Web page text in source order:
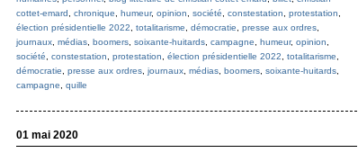
cottet-emard
chronique humeur, opinion société constestation protestation
élection présidentielle 2022
totalitarisme démocratie presse aux ordres,
journaux, médias, boomers, soixante-huitards, campagne humeur, opinion
société
constestation protestation élection présidentielle 2022 totalitarisme
démocratie
presse aux ordres, journaux, médias, boomers, soixante-huitards,
campagne
quille
01 mai 2020